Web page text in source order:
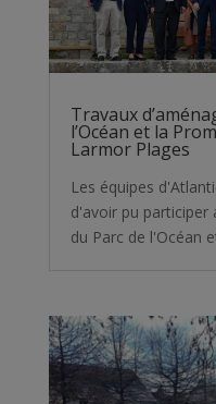
Travaux
l’Océan et la
Larmor Plages
Les équipes
d'avoir pu participer
du Parc de l'Océan